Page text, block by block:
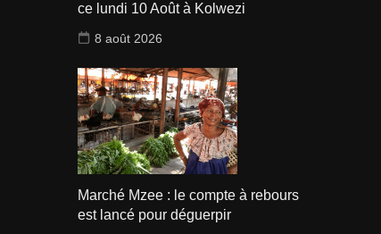
ce lundi 10 Août à Kolwezi
8 août 2026
Marché Mzee : le compte à rebours
est lancé pour déguerpir